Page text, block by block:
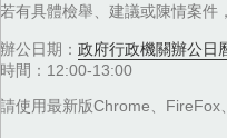
若有具體檢舉、建議或陳情案件
辦公日期： 政府行政機關辦公日
時間：12:00-13:00
請使用最新版Chrome、FireFox